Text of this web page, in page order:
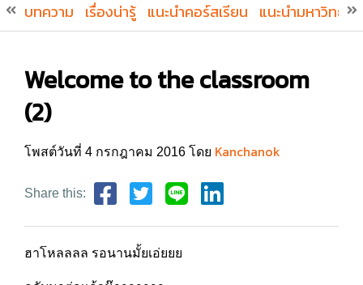
บทความ เรื่องน่ารู้ แนะนำคอร์สเรียน แนะนำมหาวิทยา
Welcome to the classroom
(2)
โพสต์วันที่ 4 กรกฎาคม 2016 โดย Kanchanok
Share this:
ฮาโหลลลล รอนานมั้ยเอ่ยยย